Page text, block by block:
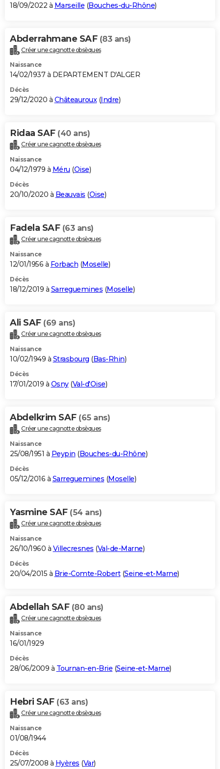
18/09/2022 à Marseille (Bouches-du-Rhône)
Abderrahmane SAF (83 ans)
Créer une cagnotte obsèques
Naissance
14/02/1937 à DEPARTEMENT D'ALGER
Décès
29/12/2020 à Châteauroux(Indre)
Ridaa SAF (40 ans)
Créer une cagnotte obsèques
Naissance
04/12/1979 à Méru (Oise)
Décès
20/10/2020 à Beauvais (Oise)
Fadela SAF (63 ans)
Créer une cagnotte obsèques
Naissance
12/01/1956 à Forbach (Moselle)
Décès
18/12/2019 à Sarreguemines (Moselle)
Ali SAF (69 ans)
Créer une cagnotte obsèques
Naissance
10/02/1949 à Strasbourg (Bas-Rhin)
Décès
17/01/2019 à Osny(Val-d'Oise)
Abdelkrim SAF (65 ans)
Créer une cagnotte obsèques
Naissance
25/08/1951 à Peypin (Bouches-du-Rhône)
Décès
05/12/2016 à Sarreguemines (Moselle)
Yasmine SAF (54 ans)
Créer une cagnotte obsèques
Naissance
26/10/1960 à Villecresnes (Val-de-Marne)
Décès
20/04/2015 à Brie-Comte-Robert(Seine-et-Marne)
Abdellah SAF (80 ans)
Créer une cagnotte obsèques
Naissance
16/01/1929
Décès
28/06/2009 à Tournan-en-Brie (Seine-et-Marne)
Hebri SAF (63 ans)
Créer une cagnotte obsèques
Naissance
01/08/1944
Décès
25/07/2008 à Hyères (Var)